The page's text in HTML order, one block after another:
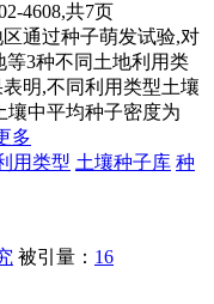
4608,共7页
通过种子萌发试验,对
等3种不同土地利用类
明,不同利用类型土壤
壤中平均种子密度为
多
用类型 土壤种子库 种
被引量： 16